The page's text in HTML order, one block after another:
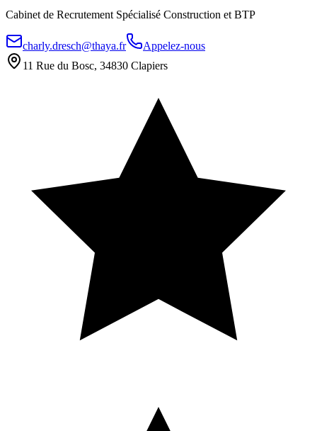
Cabinet de Recrutement Spécialisé Construction et BTP
charly.dresch@thaya.fr
Appelez-nous
11 Rue du Bosc, 34830 Clapiers